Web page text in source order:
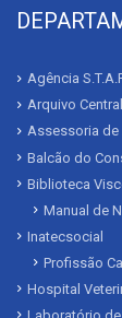
Agência
Arquivo Central
Assessoria
Balcão do
Biblioteca
Manual de
Inatecsocial
Profissão
Hospital